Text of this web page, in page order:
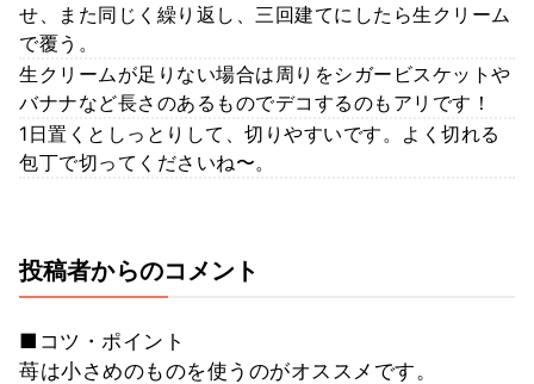
せ、また同じく繰り返し、三回建てにしたら生クリーム
で覆う。
生クリームが足りない場合は周りをシガービスケットや
バナナなど長さのあるものでデコするのもアリです！
1日置くとしっとりして、切りやすいです。よく切れる
包丁で切ってくださいね〜。
投稿者からのコメント
■コツ・ポイント
苺は小さめのものを使うのがオススメです。